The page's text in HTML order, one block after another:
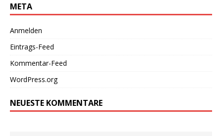
META
Anmelden
Eintrags-Feed
Kommentar-Feed
WordPress.org
NEUESTE KOMMENTARE